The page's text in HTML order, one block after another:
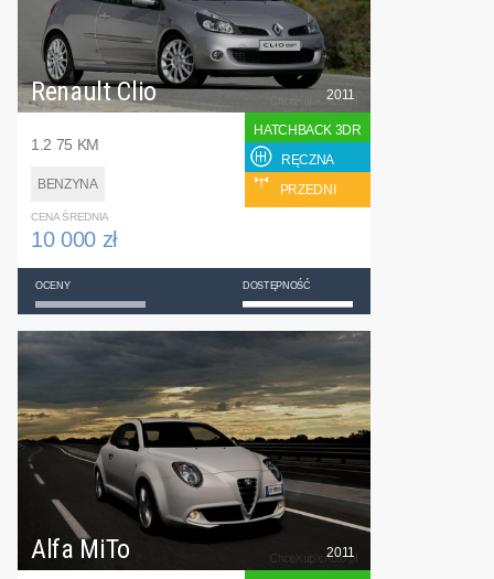
Renault Clio
1.2 75 KM
BENZYNA
2011
HATCHBACK 3DR
RĘCZNA
PRZEDNI
CENA ŚREDNIA
10 000 zł
OCENY DOSTĘPNOŚĆ
Alfa MiTo 2011